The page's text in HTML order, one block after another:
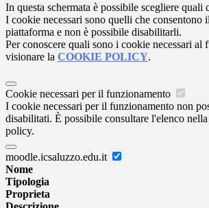
In questa schermata è possibile scegliere quali
I cookie necessari sono quelli che consentono
piattaforma e non è possibile disabilitarli.
Per conoscere quali sono i cookie necessari al
visionare la COOKIE POLICY.
Cookie necessari per il funzionamento
I cookie necessari per il funzionamento non
disabilitati. È possibile consultare l'elenco
policy.
moodle.icsaluzzo.edu.it
Nome
Tipologia
Proprieta